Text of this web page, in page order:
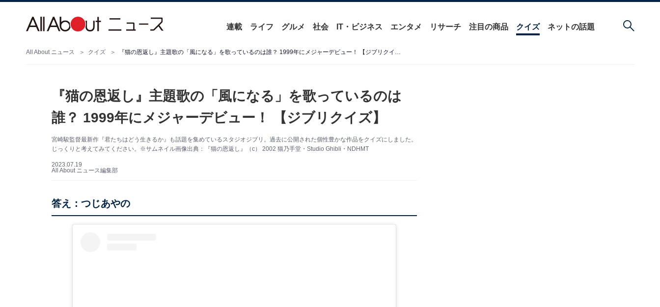
連載 ライフ グルメ 社会 IT・ビジネス エンタメ リサーチ 注目の商品 クイズ ネットの話題
All About ニュース クイズ 『猫の恩返し』主題歌の「風になる」を歌っているのは誰？ 1999年にメジャーデビュー！ 【ジブリクイズ】
『猫の恩返し』主題歌の「風になる」を歌っているのは
誰？ 1999年にメジャーデビュー！ 【ジブリクイズ】
宮崎駿監督最新作『君たちはどう生きるか』も話題を集めているスタジオジブリ。過去に公開された個性豊かな作品をクイズにしました。
じっくりと考えてみてください。※サムネイル画像出典：『猫の恩返し』（c） 2002 猫乃手堂・Studio Ghibli・NDHMT
2023.07.19
All About ニュース編集部
答え：つじあやの